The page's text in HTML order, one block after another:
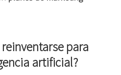
para
artificial?